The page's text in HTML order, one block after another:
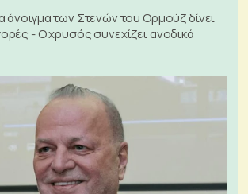
άνοιγμα των Στενών του Ορμούζ δίνει
- Ο χρυσός συνεχίζει ανοδικά